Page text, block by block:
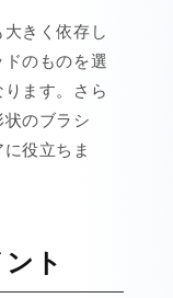
きく依存し
のものを選
ます。さら
のブラシ
役立ちま
ト